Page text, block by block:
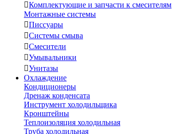
Комплектующие и запчасти к смесителям
Монтажные системы
Писсуары
Системы смыва
Смесители
Умывальники
Унитазы
Охлаждение
Кондиционеры
Дренаж конденсата
Инструмент холодильщика
Кронштейны
Теплоизоляция холодильная
Труба холодильная